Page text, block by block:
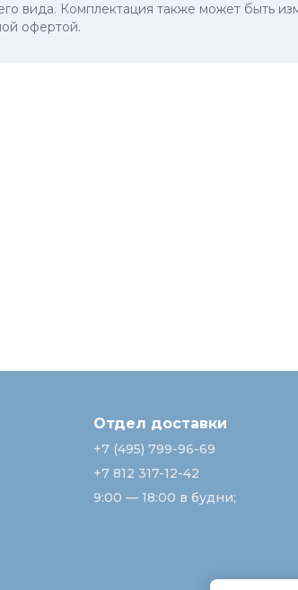
вида. Комплектация также может быть
офертой.
Отдел доставки
+7 (495) 799-96-69
+7 812 317-12-42
9:00 — 18:00 в будни;